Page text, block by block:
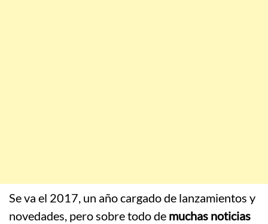
Se va el 2017, un año cargado de lanzamientos y
novedades, pero sobre todo de muchas noticias